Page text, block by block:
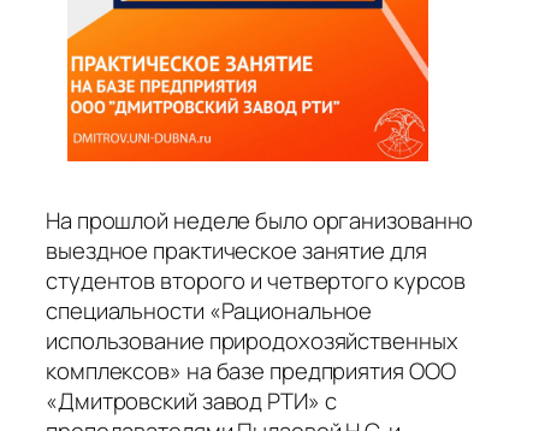
На прошлой неделе было организованно
выездное практическое занятие для
студентов второго и четвертого курсов
специальности «Рациональное
использование природохозяйственных
комплексов» на базе предприятия ООО
«Дмитровский завод РТИ» с